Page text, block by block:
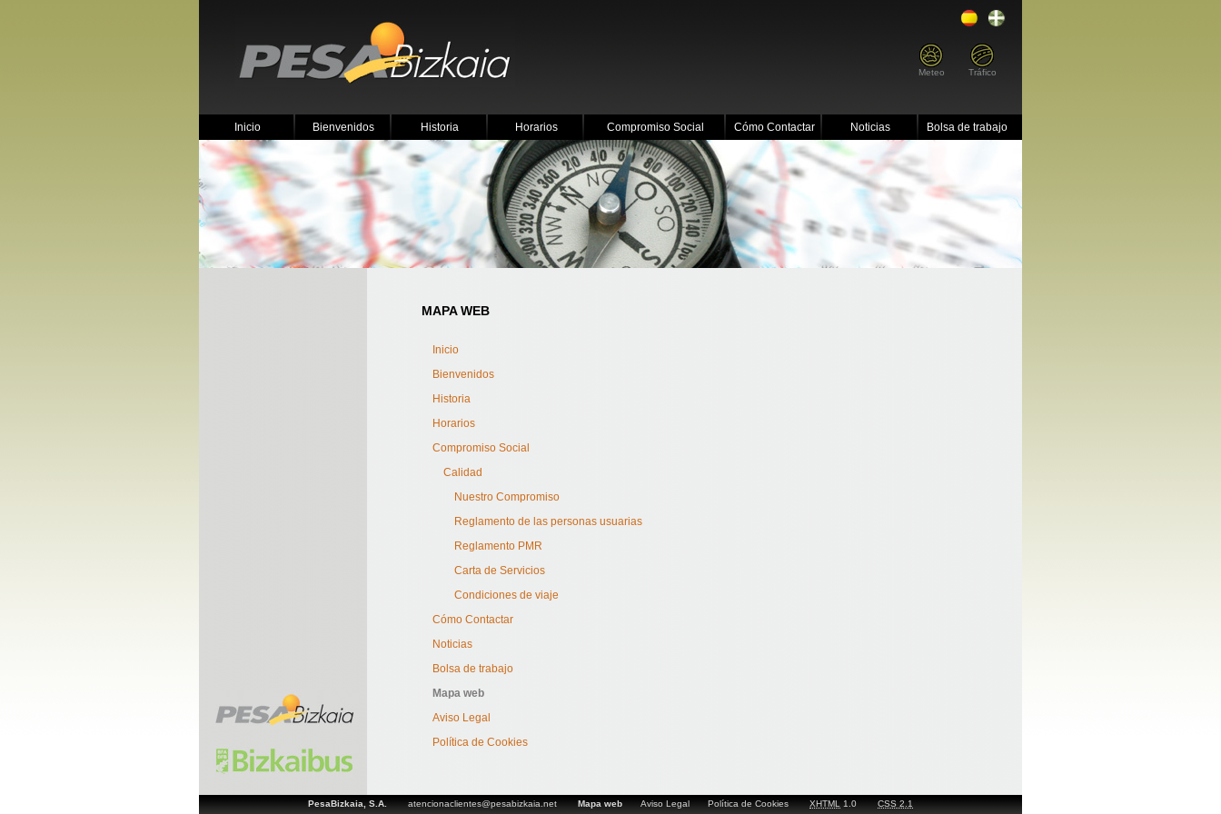
Meteo Tráfico
Inicio Bienvenidos Historia Horarios Compromiso Social Cómo Contactar Noticias Bolsa de trabajo
MAPA WEB
Inicio
Bienvenidos
Historia
Horarios
Compromiso Social
Calidad
Nuestro Compromiso
Reglamento de las personas usuarias
Reglamento PMR
Carta de Servicios
Condiciones de viaje
Cómo Contactar
Noticias
Bolsa de trabajo
Mapa web
Aviso Legal
Política de Cookies
PesaBizkaia, S.A. atencionaclientes@pesabizkaia.net Mapa web Aviso Legal Política de Cookies XHTML 1.0
CSS 2.1